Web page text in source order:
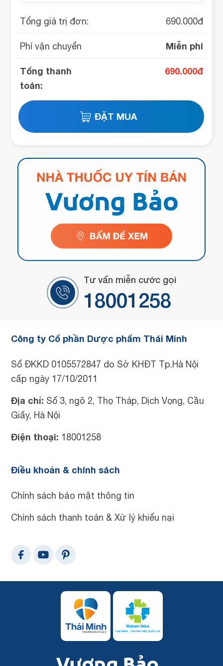
Tổng giá trị đơn: 690.000đ
Phí vận chuyển Miễn phí
Tổng thanh
toán:
690.000đ
Tư vấn miễn cước gọi
18001258
Công ty Cổ phần Dược phẩm Thái Minh
Số ĐKKD 0105572847 do Sở KHĐT Tp.Hà Nội
cấp ngày 17/10/2011
Địa chỉ: Số 3, ngõ 2, Thọ Tháp, Dịch Vọng, Cầu
Giấy, Hà Nội
Điện thoại: 18001258
Điều khoản & chính sách
Chính sách bảo mật thông tin
Chính sách thanh toán & Xử lý khiếu nại